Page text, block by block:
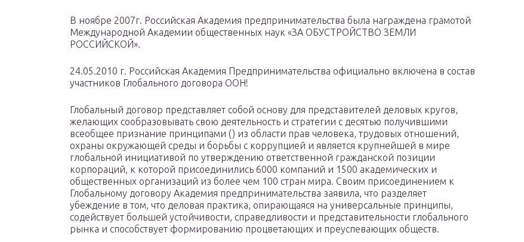
В ноябре 2007г. Российская Академия предпринимательства была награждена грамотой
Международной Академии общественных наук «ЗА ОБУСТРОЙСТВО ЗЕМЛИ
РОССИЙСКОЙ».
24.05.2010 г. Российская Академия Предпринимательства официально включена в состав
участников Глобального договора ООН!
Глобальный договор представляет собой основу для представителей деловых кругов,
желающих сообразовывать свою деятельность и стратегии с десятью получившими
всеобщее признание принципами () из области прав человека, трудовых отношений,
охраны окружающей среды и борьбы с коррупцией и является крупнейшей в мире
глобальной инициативой по утверждению ответственной гражданской позиции
корпораций, к которой присоединились 6000 компаний и 1500 академических и
общественных организаций из более чем 100 стран мира. Своим присоединением к
Глобальному договору Академия предпринимательства заявила, что разделяет
убеждение в том, что деловая практика, опирающаяся на универсальные принципы,
содействует большей устойчивости, справедливости и представительности глобального
рынка и способствует формированию процветающих и преуспевающих обществ.